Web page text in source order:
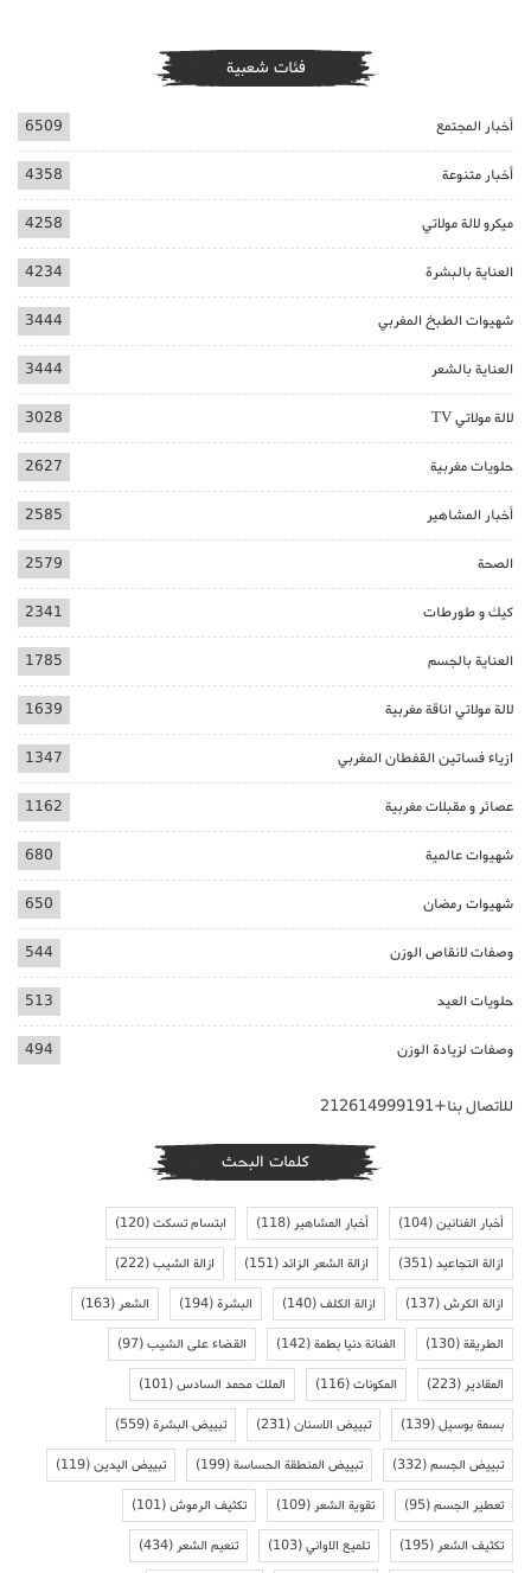
فئات شعبية
أخبار المجتمع 6509
أخبار متنوعة 4358
ميكرو لالة مولاتي 4258
العناية بالبشرة 4234
شهيوات الطبخ المغربي 3444
العناية بالشعر 3444
لالة مولاتي TV 3028
حلويات مغربية 2627
أخبار المشاهير 2585
الصحة 2579
كيك و طورطات 2341
العناية بالجسم 1785
لالة مولاتي اناقة مغربية 1639
ازياء فساتين القفطان المغربي 1347
عصائر و مقبلات مغربية 1162
شهيوات عالمية 680
شهيوات رمضان 650
وصفات لانقاص الوزن 544
حلويات العيد 513
وصفات لزيادة الوزن 494
للاتصال بنا+212614999191
كلمات البحث
أخبار الفنانين(104) أخبار المشاهير(118) ابتسام تسكت(120)
ازالة التجاعيد(351) ازالة الشعر الزائد(151) ازالة الشيب(222)
ازالة الكرش(137) ازالة الكلف(140) البشرة(194) الشعر(163)
الطريقة(130) الفنانة دنيا بطمة(142) القضاء على الشيب(97)
المقادير(223) المكونات(116) الملك محمد السادس(101)
بسمة بوسيل(139) تبييض الاسنان(231) تبييض البشرة(559)
تبييض الجسم(332) تبييض المنطقة الحساسة(199) تبييض اليدين(119)
تعطير الجسم(95) تقوية الشعر(109) تكثيف الرموش(101)
تكثيف الشعر(195) تلميع الاواني(103) تنعيم الشعر(434)